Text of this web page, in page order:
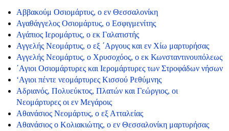
Αββακούμ Οσιομάρτυς, ο εν Θεσσαλονίκη
Αγαθάγγελος Οσιομάρτυς, ο Εσφιγμενίτης
Αγάπιος Ιερομάρτυς, ο εκ Γαλατιστής
Αγγελής Νεομάρτυς, ο εξ ΄Αργους και εν Χίω μαρτυρήσας
Αγγελής Νεομάρτυς, ο Χρυσοχόος, ο εκ Κωνσταντινουπόλεως
΄Αγιοι Οσιομάρτυρες και Ιερομάρτυρες των Στροφάδων νήσων
‘Αγιοι πέντε νεομάρτυρες Κισσού Ρεθύμνης
Αδριανός, Πολυεύκτος, Πλατών και Γεώργιος, οι
Νεομάρτυρες οι εν Μεγάροις
Αθανάσιος Νεομάρτυς, ο εξ Ατταλείας
Αθανάσιος ο Κολιακιώτης, ο εν Θεσσαλονίκη μαρτυρήσας